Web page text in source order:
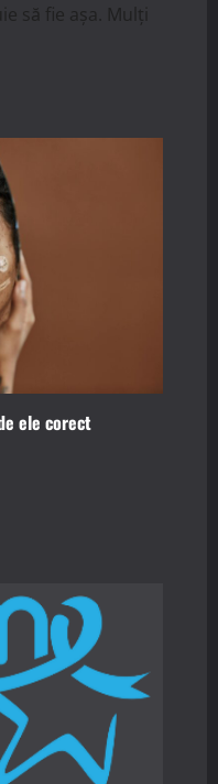
să fie așa. Mulți
ele corect